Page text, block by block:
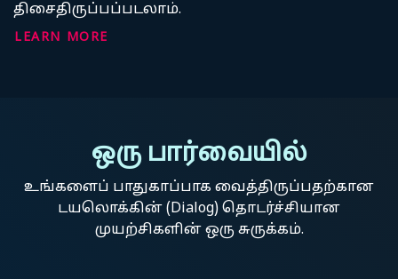
திசைதிருப்பப்படலாம்.
LEARN MORE
ஒரு பார்வையில்
உங்களைப் பாதுகாப்பாக வைத்திருப்பதற்கான
டயலொக்கின் (Dialog) தொடர்ச்சியான
முயற்சிகளின் ஒரு சுருக்கம்.